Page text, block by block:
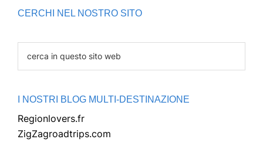
CERCHI NEL NOSTRO SITO
sito
I NOSTRI BLOG MULTI-DESTINAZIONE
Regionlovers.fr
ZigZagroadtrips.com